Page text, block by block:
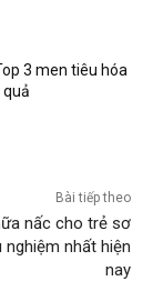
3 men tiêu hóa
quả
Bài tiếp theo
nấc cho trẻ sơ
nghiệm nhất hiện
nay